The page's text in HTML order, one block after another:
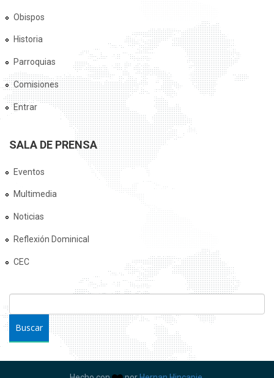
Obispos
Historia
Parroquias
Comisiones
Entrar
SALA DE PRENSA
Eventos
Multimedia
Noticias
Reflexión Dominical
CEC
FORMULARIO DE BÚSQUEDA